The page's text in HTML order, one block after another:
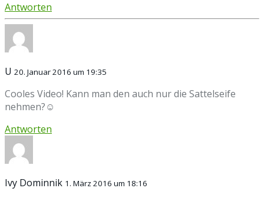
Antworten
U 20. Januar 2016 um 19:35
Cooles Video! Kann man den auch nur die Sattelseife
nehmen?☺
Antworten
Ivy Dominnik 1. März 2016 um 18:16